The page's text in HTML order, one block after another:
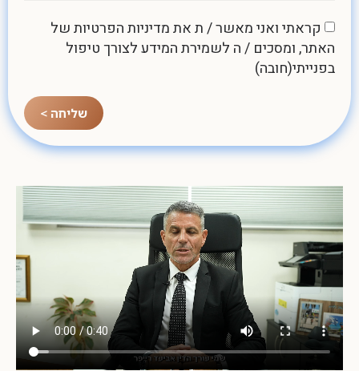
קראתי ואני מאשר / ת אתמדיניות הפרטיותשל
האתר, ומסכים / ה לשמירת המידע לצורך טיפול
בפנייתי(חובה)
שליחה >